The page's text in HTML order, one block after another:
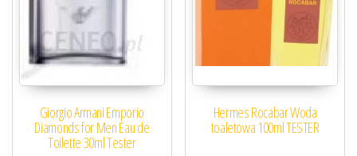
Giorgio Armani Emporio
Diamonds for Men Eau de
Toilette 30ml Tester
Hermes Rocabar Woda
toaletowa 100ml TESTER